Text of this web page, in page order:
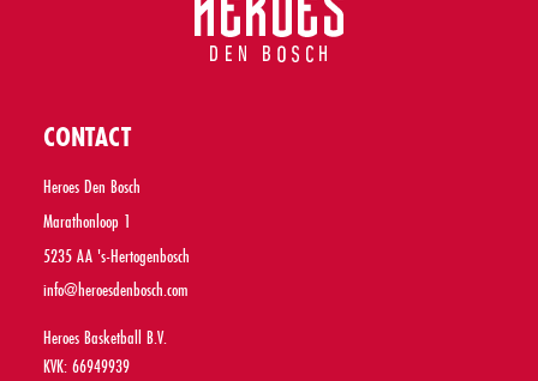
CONTACT
Heroes Den Bosch
Marathonloop 1
5235 AA 's-Hertogenbosch
info@heroesdenbosch.com
Heroes Basketball B.V.
KVK: 66949939